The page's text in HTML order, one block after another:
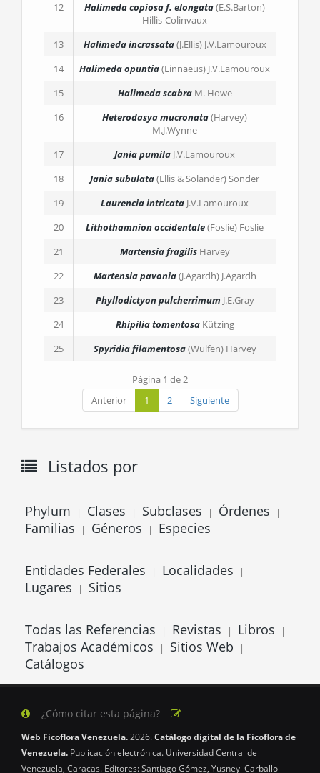
12
Halimeda copiosaf. elongata(E.S.Barton)
Hillis-Colinvaux
13
Halimeda incrassata(J.Ellis) J.V.Lamouroux
14
Halimeda opuntia(Linnaeus) J.V.Lamouroux
15
Halimeda scabra M. Howe
16
Heterodasya mucronata(Harvey)
M.J.Wynne
17
Jania pumila J.V.Lamouroux
18
Jania subulata(Ellis & Solander) Sonder
19
Laurencia intricata J.V.Lamouroux
20
Lithothamnion occidentale(Foslie) Foslie
21
Martensia fragilis Harvey
22
Martensia pavonia(J.Agardh) J.Agardh
23
Phyllodictyon pulcherrimum J.E.Gray
24
Rhipilia tomentosa Kützing
25
Spyridia filamentosa(Wulfen) Harvey
Página 1 de 2
Anterior
1 2 Siguiente
Listados por
Phylum | Clases | Subclases | Órdenes |
Familias | Géneros | Especies
Entidades Federales | Localidades |
Lugares | Sitios
Todas las Referencias | Revistas | Libros |
Trabajos Académicos | Sitios Web |
Catálogos
¿Cómo citar esta página?
Web Ficoflora Venezuela.2026.Catálogo digital de la Ficoflora de
Venezuela. Publicación electrónica. Universidad Central de
Venezuela, Caracas. Editores: Santiago Gómez, Yusneyi Carballo